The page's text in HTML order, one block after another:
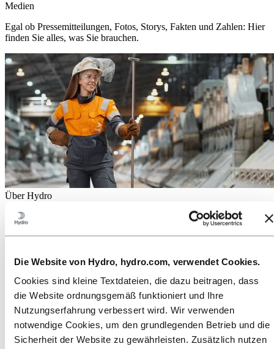
Die Website von Hydro, hydro.com, verwendet Cookies.
Cookies sind kleine Textdateien, die dazu beitragen, dass
die Website ordnungsgemäß funktioniert und Ihre
Nutzungserfahrung verbessert wird. Wir verwenden
notwendige Cookies, um den grundlegenden Betrieb und die
Sicherheit der Website zu gewährleisten. Zusätzlich nutzen
Medien
Egal ob Pressemitteilungen, Fotos, Storys, Fakten und Zahlen: Hier
finden Sie alles, was Sie brauchen.
Über Hydro
Hydro ist ein führendes Unternehmen für Aluminium und
erneuerbare Energien, das Unternehmen und Partnerschaften für
eine nachhaltigere Zukunft aufbaut. Wir beschäftigen
Produkte
Branchen, in denen wir tätig sind
Innovationen, Forschung und Entwicklung
ALUMINIUM 2026
Zu:Energie